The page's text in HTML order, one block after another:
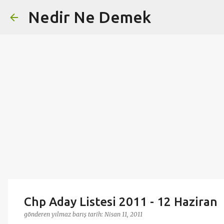
Nedir Ne Demek
Chp Aday Listesi 2011 - 12 Haziran
gönderen yılmaz barış tarih: Nisan 11, 2011